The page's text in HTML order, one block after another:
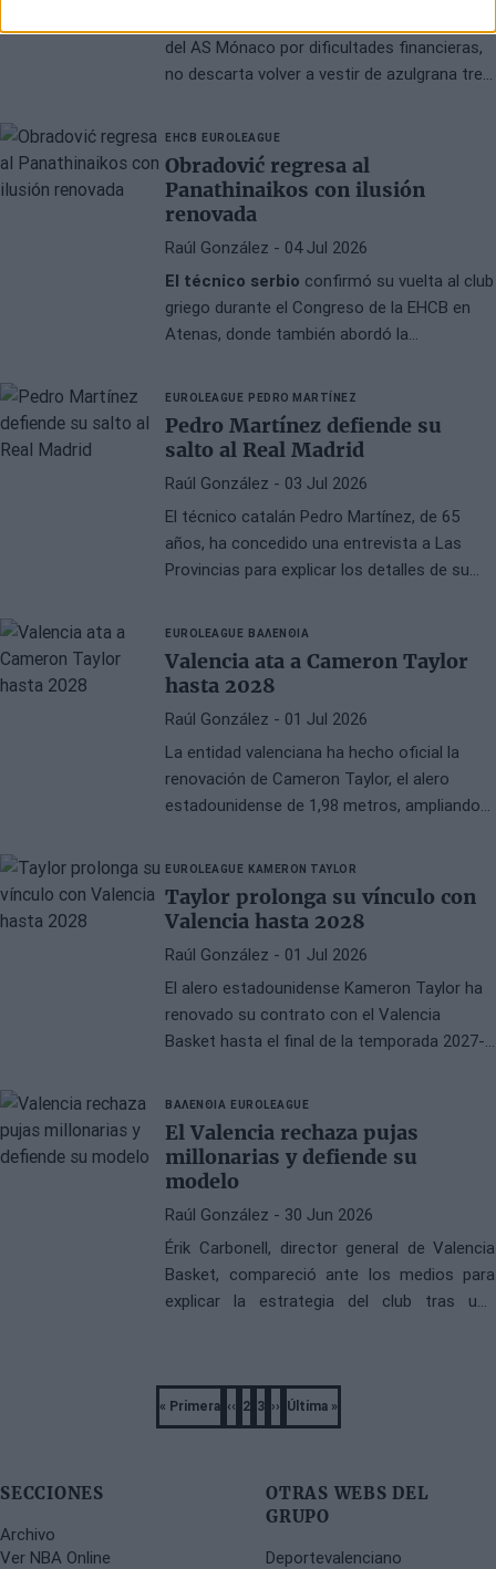
del AS Mónaco por dificultades financieras,
no descarta volver a vestir de azulgrana tres
EHCB EUROLEAGUE
Obradović regresa al
Panathinaikos con ilusión
renovada
Raúl González - 04 Jul 2026
El técnico serbio confirmó su vuelta al club
griego durante el Congreso de la EHCB en
Atenas, donde también abordó la
sobre el futuro del baloncesto heleno.
EUROLEAGUE PEDRO MARTÍNEZ
Pedro Martínez defiende su
salto al Real Madrid
Raúl González - 03 Jul 2026
El técnico catalán Pedro Martínez, de 65
años, ha concedido una entrevista a Las
Provincias para explicar los detalles de su
el impacto de su marcha desde el Valencia y
justifica sus razones profesionales.
EUROLEAGUE ΒΑΛΕΝΘΙΑ
Valencia ata a Cameron Taylor
hasta 2028
Raúl González - 01 Jul 2026
La entidad valenciana ha hecho oficial la
renovación de Cameron Taylor, el alero
estadounidense de 1,98 metros, ampliando
aproximadamente un mes, aunque la
comunicación pública se produjo tras la
EUROLEAGUE KAMERON TAYLOR
Taylor prolonga su vínculo con
Valencia hasta 2028
Raúl González - 01 Jul 2026
El alero estadounidense Kameron Taylor ha
renovado su contrato con el Valencia
Basket hasta el final de la temporada 2027-
decisiva en el doblete nacional.
ΒΑΛΕΝΘΙΑ EUROLEAGUE
El Valencia rechaza pujas
millonarias y defiende su
modelo
Raúl González - 30 Jun 2026
Érik Carbonell, director general de Valencia
Basket, compareció ante los medios para
explicar la estrategia del club tras una
Supercopa de España. El ejecutivo dejó claro
que la entidad no entrará en guerras
económicas con gigantes europeos, aunque
nuevo destino.
PaginationFirst
« Primera
Previous
‹‹
Página
2
Página
3
Next
››
Last
Última »
SECCIONES
Archivo
Ver NBA Online
OTRAS WEBS DEL
GRUPO
Deportevalenciano